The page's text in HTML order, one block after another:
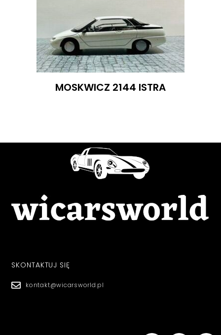
MOSKWICZ 2144 ISTRA
SKONTAKTUJ SIĘ
kontakt@wicarsworld.pl